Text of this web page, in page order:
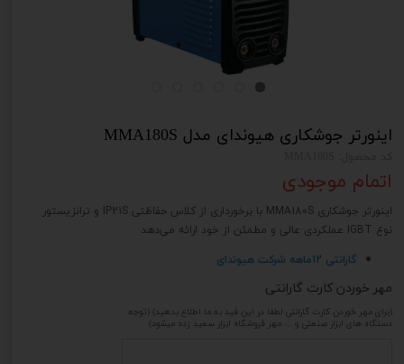
اینورتر جوشکاری هیوندای مدل MMA180S
اتمام موجودی
اینورتر جوشکاری MMA180S با برخورداری از کلاس حفاظتی IP21S و ترانزیستور
نوع IGBT عملکردی عالی و مطمئن از خود ارائه می‌دهد
گارانتی 12ماهه شرکت هیوندای
مهر خوردن کارت گارانتی
(برای مهر خوردن کارت گارانتی لطفا در این فید به ما اطلاع بدهید) (توجه
دستگاه های ابزار صنعتی و ... مهر فروشگاه ابزار سعید زده میشود)